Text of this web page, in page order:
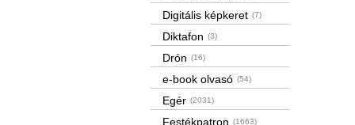
Digitális képkeret (7)
Diktafon (3)
Drón (16)
e-book olvasó (54)
Egér (2031)
Festékpatron (1663)